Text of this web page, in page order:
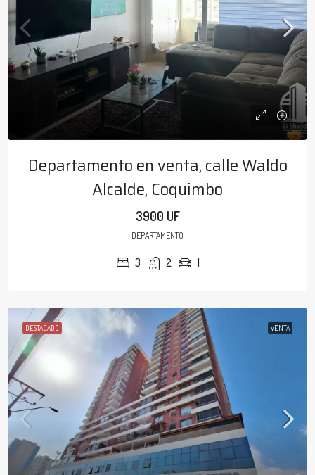
Departamento en venta, calle Waldo
Alcalde, Coquimbo
3900 UF
DEPARTAMENTO
3 2 1
DESTACADO VENTA